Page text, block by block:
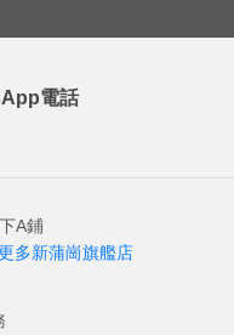
電話
A鋪
多新蒲崗旗艦店